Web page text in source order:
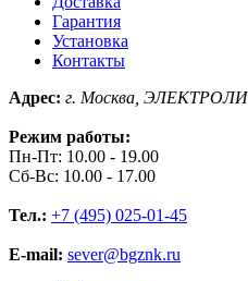
Гарантия
Установка
Контакты
Адрес: г. Москва,
Режим работы:
Пн-Пт: 10.00 - 19.00
Сб-Вс: 10.00 - 17.00
Тел.: +7 (495) 025-01-45
E-mail: sever@bgznk.ru